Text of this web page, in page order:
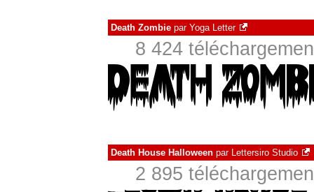
Death Zombie par Yoga Letter
8 424
Death House Halloween par Lettersiro Studio
2 895